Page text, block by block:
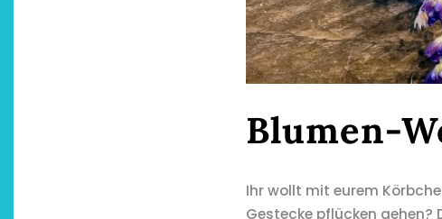
Blumen-
Ihr wollt mit eurem
Gestecke pflücken gehen?